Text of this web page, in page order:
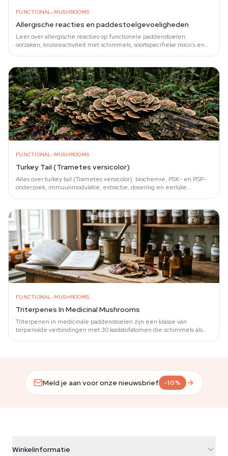
FUNCTIONAL-MUSHROOMS
Allergische reacties en paddestoelgevoeligheden
Leer over allergische reacties op functionele paddenstoelen:
oorzaken, kruisreactiviteit met schimmels, soortspecifieke risico's en
FUNCTIONAL-MUSHROOMS
Turkey Tail (Trametes versicolor)
Alles over turkey tail (Trametes versicolor): biochemie, PSK- en PSP-
onderzoek, immuunmodulatie, extractie, dosering en eerlijke
FUNCTIONAL-MUSHROOMS
Triterpenes In Medicinal Mushrooms
Triterpenen in medicinale paddenstoelen zijn een klasse van
terpenoïde verbindingen met 30 koolstofatomen die schimmels als
Meld je aan voor onze nieuwsbrief -10%
Winkelinformatie